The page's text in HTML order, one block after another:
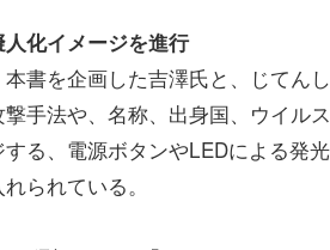
化イメージを進行
書を企画した吉澤氏と、じてん
手法や、名称、出身国、ウイル
る、電源ボタンやLEDによる発
られている。